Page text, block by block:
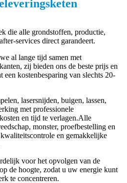
die alle grondstoffen, productie,
services direct garandeert.
al lange tijd samen met
zij bieden ons de beste prijs en
kostenbesparing van slechts 20-
lasersnijden, buigen, lassen,
met professionele
en tijd te verlagen.Alle
monster, proefbestelling en
en gemakkelijke
voor het opvolgen van de
de hoogte, zodat u uw energie kunt
te concentreren.